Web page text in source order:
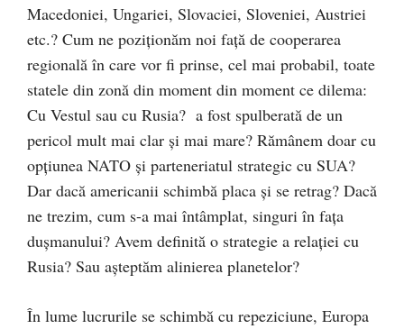
Macedoniei, Ungariei, Slovaciei, Sloveniei, Austriei
etc.? Cum ne poziţionăm noi faţă de cooperarea
regională în care vor fi prinse, cel mai probabil, toate
statele din zonă din moment din moment ce dilema:
Cu Vestul sau cu Rusia? a fost spulberată de un
pericol mult mai clar şi mai mare? Rămânem doar cu
opţiunea NATO şi parteneriatul strategic cu SUA?
Dar dacă americanii schimbă placa şi se retrag? Dacă
ne trezim, cum s-a mai întâmplat, singuri în faţa
duşmanului? Avem definită o strategie a relaţiei cu
Rusia? Sau aşteptăm alinierea planetelor?
În lume lucrurile se schimbă cu repeziciune, Europa